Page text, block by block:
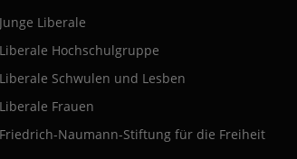
Junge Liberale
Liberale Hochschulgruppe
Liberale Schwulen und Lesben
Liberale Frauen
Friedrich-Naumann-Stiftung für die Freiheit